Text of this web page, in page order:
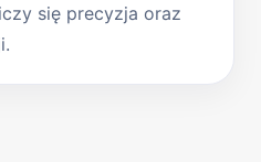
się precyzja oraz